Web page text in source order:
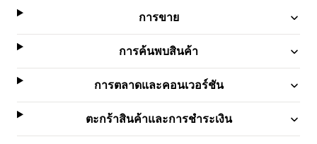
การขาย
การค้นพบสินค้า
การตลาดและคอนเวอร์ชัน
ตะกร้าสินค้าและการชำระเงิน